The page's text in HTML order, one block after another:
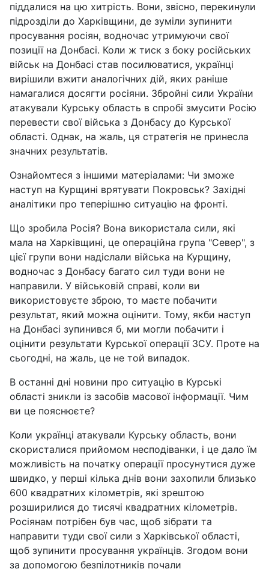
піддалися на цю хитрість. Вони, звісно, перекинули
підрозділи до Харківщини, де зуміли зупинити
просування росіян, водночас утримуючи свої
позиції на Донбасі. Коли ж тиск з боку російських
військ на Донбасі став посилюватися, українці
вирішили вжити аналогічних дій, яких раніше
намагалися досягти росіяни. Збройні сили України
атакували Курську область в спробі змусити Росію
перевести свої війська з Донбасу до Курської
області. Однак, на жаль, ця стратегія не принесла
значних результатів.
Ознайомтеся з іншими матеріалами: Чи зможе
наступ на Курщині врятувати Покровськ? Західні
аналітики про теперішню ситуацію на фронті.
Що зробила Росія? Вона використала сили, які
мала на Харківщині, це операційна група "Север", з
цієї групи вони надіслали війська на Курщину,
водночас з Донбасу багато сил туди вони не
направили. У військовій справі, коли ви
використовуєте зброю, то маєте побачити
результат, який можна оцінити. Тому, якби наступ
на Донбасі зупинився б, ми могли побачити і
оцінити результати Курської операції ЗСУ. Проте на
сьогодні, на жаль, це не той випадок.
В останні дні новини про ситуацію в Курські
області зникли із засобів масової інформації. Чим
ви це пояснюєте?
Коли українці атакували Курську область, вони
скористалися прийомом несподіванки, і це дало їм
можливість на початку операції просунутися дуже
швидко, у перші кілька днів вони захопили близько
600 квадратних кілометрів, які зрештою
розширилися до тисячі квадратних кілометрів.
Росіянам потрібен був час, щоб зібрати та
направити туди свої сили з Харківської області,
щоб зупинити просування українців. Згодом вони
за допомогою безпілотників почали